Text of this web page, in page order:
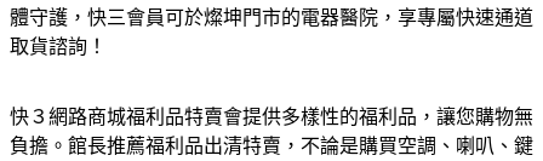
體守護，快三會員可於燦坤門市的電器醫院，享專屬快速通道
取貨諮詢！
快３網路商城福利品特賣會提供多樣性的福利品，讓您購物無
負擔。館長推薦福利品出清特賣，不論是購買空調、喇叭、鍵